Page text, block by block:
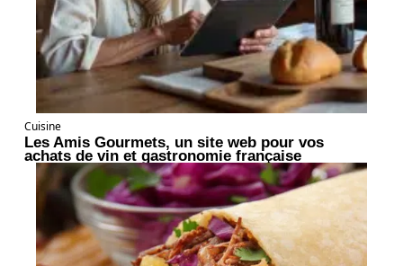
Cuisine
Les Amis Gourmets, un site web pour vos
achats de vin et gastronomie française